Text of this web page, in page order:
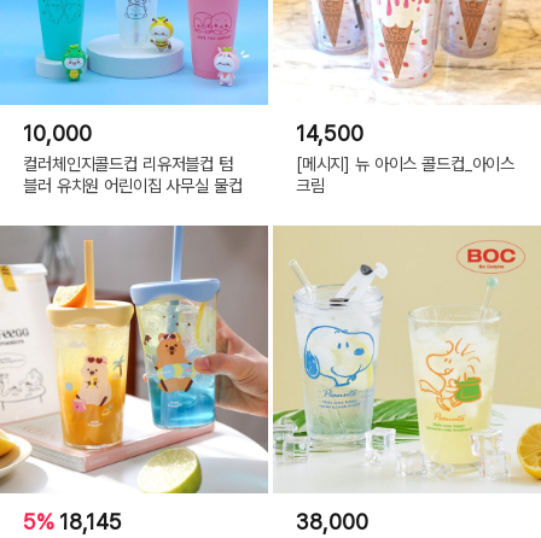
10,000
컬러체인지콜드컵 리유저블컵 텀
블러 유치원 어린이집 사무실 물컵
14,500
[메시지] 뉴 아이스 콜드컵_아이스
크림
5% 18,145 38,000